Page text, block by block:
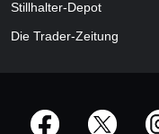
Stillhalter-Depot
Die Trader-Zeitung
offizielle Social Media-